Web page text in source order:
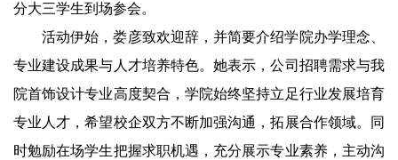
分大三学生到场参会。
活动伊始，娄彦致欢迎辞，并简要介绍学院办学理念、
专业建设成果与人才培养特色。她表示，公司招聘需求与我
院首饰设计专业高度契合，学院始终坚持立足行业发展培育
专业人才，希望校企双方不断加强沟通，拓展合作领域。同
时勉励在场学生把握求职机遇，充分展示专业素养，主动沟